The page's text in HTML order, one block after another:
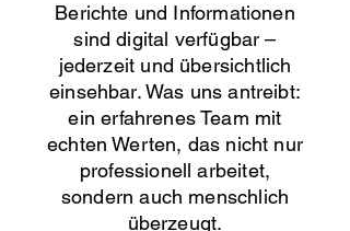
Berichte und Informationen
sind digital verfügbar –
jederzeit und übersichtlich
einsehbar. Was uns antreibt:
ein erfahrenes Team mit
echten Werten, das nicht nur
professionell arbeitet,
sondern auch menschlich
überzeugt.